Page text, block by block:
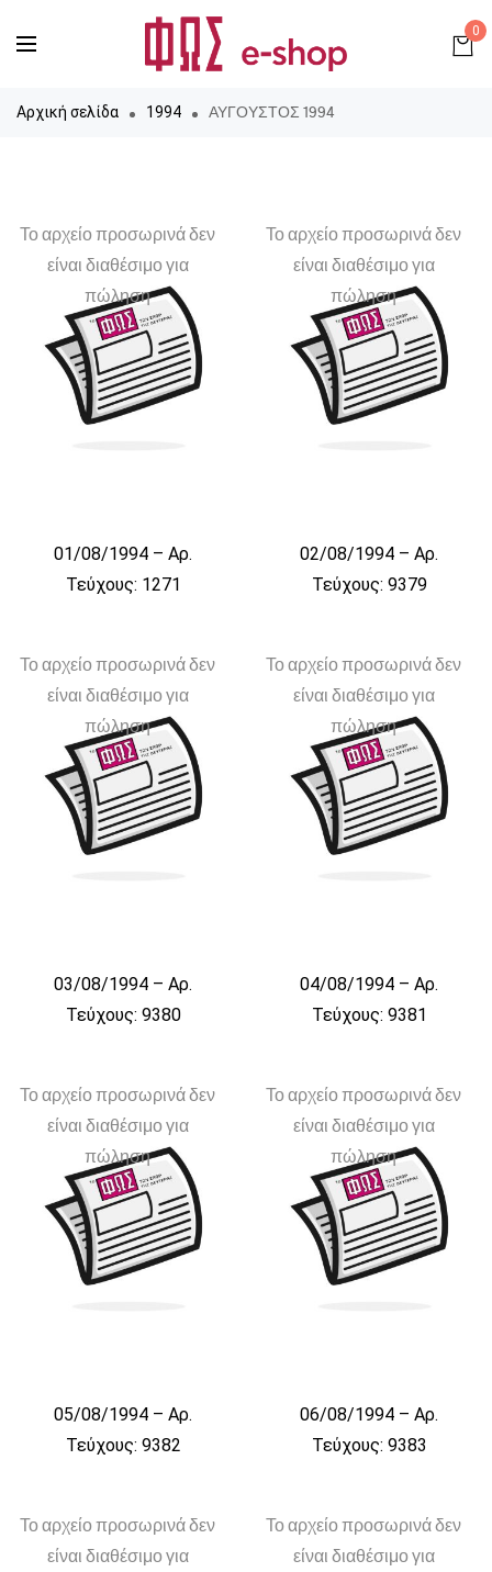
0
Αρχική σελίδα 1994 ΑΥΓΟΥΣΤΟΣ 1994
Το αρχείο προσωρινά δεν
είναι διαθέσιμο για
πώληση
01/08/1994 – Αρ.
Τεύχους: 1271
Το αρχείο προσωρινά δεν
είναι διαθέσιμο για
πώληση
02/08/1994 – Αρ.
Τεύχους: 9379
Το αρχείο προσωρινά δεν
είναι διαθέσιμο για
πώληση
03/08/1994 – Αρ.
Τεύχους: 9380
Το αρχείο προσωρινά δεν
είναι διαθέσιμο για
πώληση
04/08/1994 – Αρ.
Τεύχους: 9381
Το αρχείο προσωρινά δεν
είναι διαθέσιμο για
πώληση
05/08/1994 – Αρ.
Τεύχους: 9382
Το αρχείο προσωρινά δεν
είναι διαθέσιμο για
πώληση
06/08/1994 – Αρ.
Τεύχους: 9383
Το αρχείο προσωρινά δεν
είναι διαθέσιμο για
Το αρχείο προσωρινά δεν
είναι διαθέσιμο για